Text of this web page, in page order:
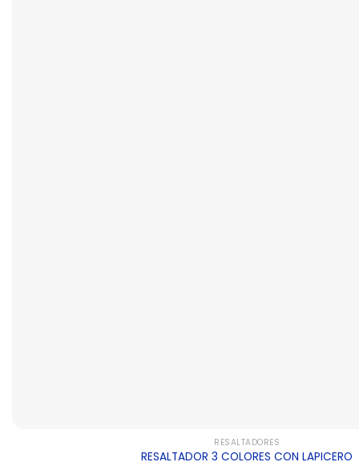
RESALTADORES
RESALTADOR 3 COLORES CON LAPICERO